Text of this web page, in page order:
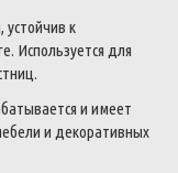
к
Используется для
и имеет
и декоративных